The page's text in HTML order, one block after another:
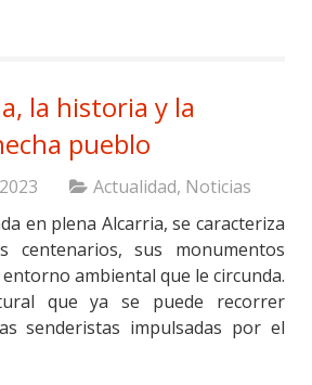
la historia y la
pueblo
Actualidad, Noticias
en plena Alcarria, se caracteriza
centenarios, sus monumentos
ambiental que le circunda.
que ya se puede recorrer
senderistas impulsadas por el